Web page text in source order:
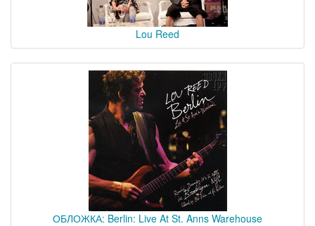
Lou Reed
ОБЛОЖКА: Berlin: Live At St. Anns Warehouse